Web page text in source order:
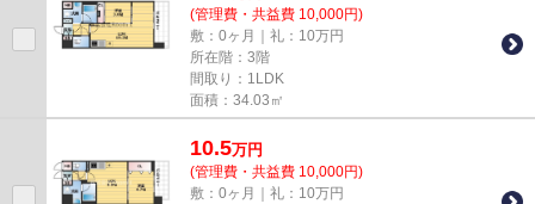
(管理費・共益費 10,000円)
敷：0ヶ月｜礼：10万円
所在階：3階
間取り：1LDK
面積：34.03㎡
10.5万円
(管理費・共益費 10,000円)
敷：0ヶ月｜礼：10万円